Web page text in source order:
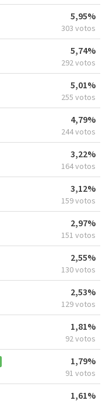
5,95%
303 votos
5,74%
292 votos
5,01%
255 votos
4,79%
244 votos
3,22%
164 votos
3,12%
159 votos
2,97%
151 votos
2,55%
130 votos
2,53%
129 votos
1,81%
92 votos
1,79%
91 votos
1,61%